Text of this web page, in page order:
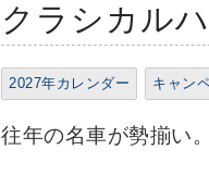
クラシカル
2027年カレンダー キャン
往年の名車が勢揃い